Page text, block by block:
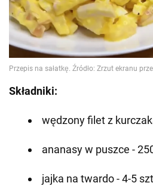
Składniki:
wędzony filet z
ananasy w puszce -
jajka na twardo - 4-5